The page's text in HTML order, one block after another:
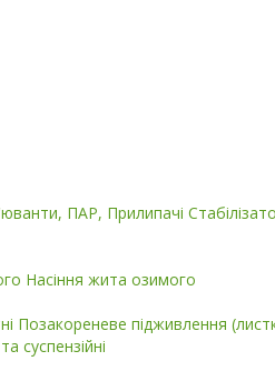
ПАР, Прилипачі
Насіння жита озимого
Позакореневе підживлення
суспензійні